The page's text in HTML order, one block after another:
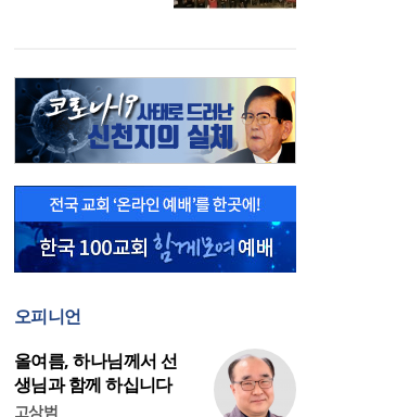
오피니언
올여름, 하나님께서 선
생님과 함께 하십니다
고상범